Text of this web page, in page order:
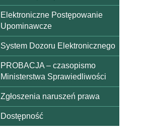
Elektroniczne Postępowanie
Upominawcze
System Dozoru Elektronicznego
PROBACJA – czasopismo
Ministerstwa Sprawiedliwości
Zgłoszenia naruszeń prawa
Dostępność